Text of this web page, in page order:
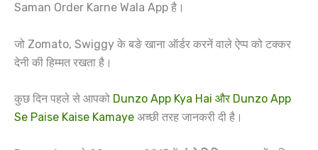
Saman Order Karne Wala App है।
जो Zomato, Swiggy के बङे खाना ऑर्डर करनें वाले ऐप्प को टक्कर
देनी की हिम्मत रखता है।
कुछ दिन पहले से आपको Dunzo App Kya Hai और Dunzo App
Se Paise Kaise Kamaye अच्छी तरह जानकरी दी है।